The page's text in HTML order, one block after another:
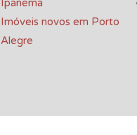
Ipanema
Imóveis novos em Porto
Alegre